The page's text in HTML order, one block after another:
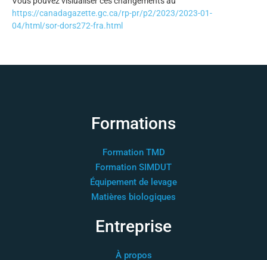
https://canadagazette.gc.ca/rp-pr/p2/2023/2023-01-
04/html/sor-dors272-fra.html
Formations
Formation TMD
Formation SIMDUT
Équipement de levage
Matières biologiques
Entreprise
À propos